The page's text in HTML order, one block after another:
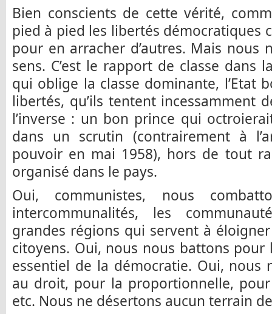
Bien conscients de cette vérité,
pied à pied les libertés démocratiques
pour en arracher d’autres. Mais nous
sens. C’est le rapport de classe dans
qui oblige la classe dominante, l’Etat
libertés, qu’ils tentent incessamment
l’inverse : un bon prince qui
dans un scrutin (contrairement à
pouvoir en mai 1958), hors de tout
organisé dans le pays.
Oui, communistes, nous
intercommunalités, les
grandes régions qui servent à
citoyens. Oui, nous nous battons
essentiel de la démocratie. Oui, nous
au droit, pour la proportionnelle,
etc. Nous ne désertons aucun terrain